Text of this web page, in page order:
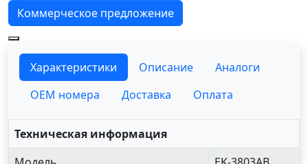
Коммерческое предложение
Характеристики Описание
Аналоги
OEM номера
Доставка Оплата
Техническая информация